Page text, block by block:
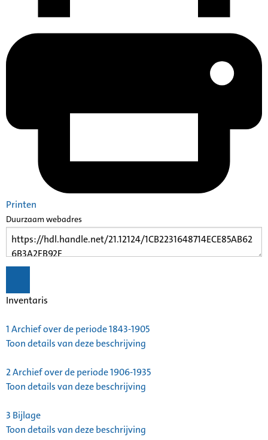
Printen
Duurzaam webadres
Inventaris
1Archief over de periode 1843-1905
Toon details van deze beschrijving
2Archief over de periode 1906-1935
Toon details van deze beschrijving
3 Bijlage
Toon details van deze beschrijving